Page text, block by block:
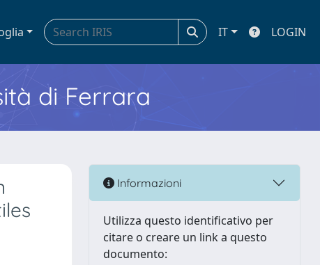
IT LOGIN
di Ferrara
Informazioni
Utilizza questo identificativo per
citare o creare un link a questo
documento: